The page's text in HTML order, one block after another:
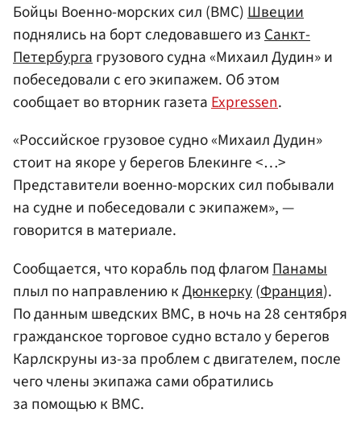
Бойцы Военно-морских сил (ВМС)Швеции
поднялись на борт следовавшего изСанкт-
Петербургагрузового судна «Михаил Дудин» и
побеседовали с его экипажем. Об этом
сообщает во вторник газетаExpressen.
«Российское грузовое судно «Михаил Дудин»
стоит на якоре у берегов Блекинге <…>
Представители военно-морских сил побывали
на судне и побеседовали с экипажем», —
говорится в материале.
Сообщается, что корабль под флагом Панамы
плыл по направлению кДюнкерку(Франция).
По данным шведских ВМС, в ночь на 28 сентября
гражданское торговое судно встало у берегов
Карлскруны из-за проблем с двигателем, после
чего члены экипажа сами обратились
за помощью к ВМС.